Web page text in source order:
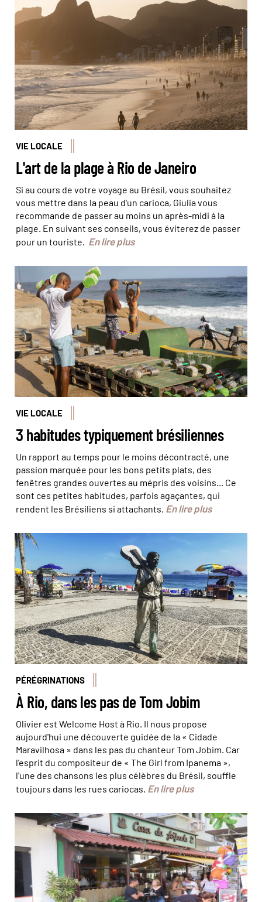
Coucher de soleil sur la plage d'Ipanema, à Rio © Marta
Nascimento - REA - Comptoir_des_Voyages
VIE LOCALE
L'art de la plage à Rio de Janeiro
Si au cours de votre voyage au Brésil, vous souhaitez
vous mettre dans la peau d'un carioca, Giulia vous
recommande de passer au moins un après-midi à la
plage. En suivant ses conseils, vous éviterez de passer
pour un touriste. En lire plus
À Rio de Janeiro, les habitants adorent faire du sport sur
la plage, comme ici à Ipanema. © Marta
Nascimento/REA/Comptoir des Voyages
VIE LOCALE
3 habitudes typiquement brésiliennes
Un rapport au temps pour le moins décontracté, une
passion marquée pour les bons petits plats, des
fenêtres grandes ouvertes au mépris des voisins... Ce
sont ces petites habitudes, parfois agaçantes, qui
rendent les Brésiliens si attachants. En lire plus
Le long des plages, on peut trouver de nombreuses
statues, dont celle de Tom Jobim à Ipanema. © Frederic
Reglain/Alamy/hemis
PÉRÉGRINATIONS
À Rio, dans les pas de Tom Jobim
Olivier est Welcome Host à Rio. Il nous propose
aujourd'hui une découverte guidée de la « Cidade
Maravilhosa » dans les pas du chanteur Tom Jobim. Car
l'esprit du compositeur de « The Girl from Ipanema »,
l'une des chansons les plus célèbres du Brésil, souffle
toujours dans les rues cariocas. En lire plus
Rio a sa propre Maison de la feijoada ! © Olivier Bodart
(@BeatIt!)